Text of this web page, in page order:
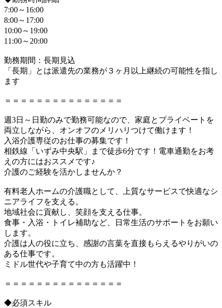
7:00～16:00
8:00～17:00
10:00～19:00
11:00～20:00
勤務期間：長期見込
「長期」とは派遣先の業務が３ヶ月以上継続の可能性を指し
ます
＝＝＝＝＝＝＝＝＝＝＝＝＝＝＝
週3日～日勤のみで勤務可能なので、家庭とプライベートを
両立しながら、オンオフのメリハリつけて働けます！
入浴介護専従のお仕事の募集です！
相鉄線「いずみ中央駅」まで徒歩6分です！電車通勤をお考
えの方にはおススメです♪
介護のご経験を活かしませんか？
有料老人ホームの介護職として、上質なサービスで快適なシ
ニアライフを支える。
地域社会に貢献し、笑顔を支える仕事。
食事・入浴・トイレ補助など、日常生活のサポートをお願い
します。
介護は人の役に立ち、感謝の言葉を直接もらえるやりがいの
ある仕事です。
ミドル世代や子育て中の方も活躍中！
＝＝＝＝＝＝＝＝＝＝＝＝＝＝＝
◆必須スキル